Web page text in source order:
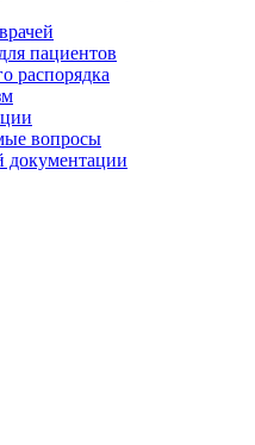
пациентов
распорядка
вопросы
документации